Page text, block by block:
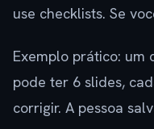
use checklists. Se
Exemplo prático: um
pode ter 6 slides,
corrigir. A pessoa